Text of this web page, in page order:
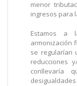
menor
ingresos para
Estamos a
armonización
se regularían
reducciones
conllevaría